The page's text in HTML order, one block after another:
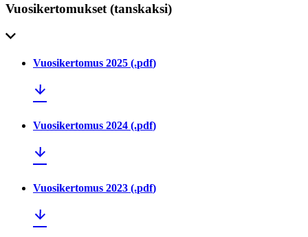
Vuosikertomukset (tanskaksi)
Vuosikertomus 2025 (.pdf)
Vuosikertomus 2024 (.pdf)
Vuosikertomus 2023 (.pdf)